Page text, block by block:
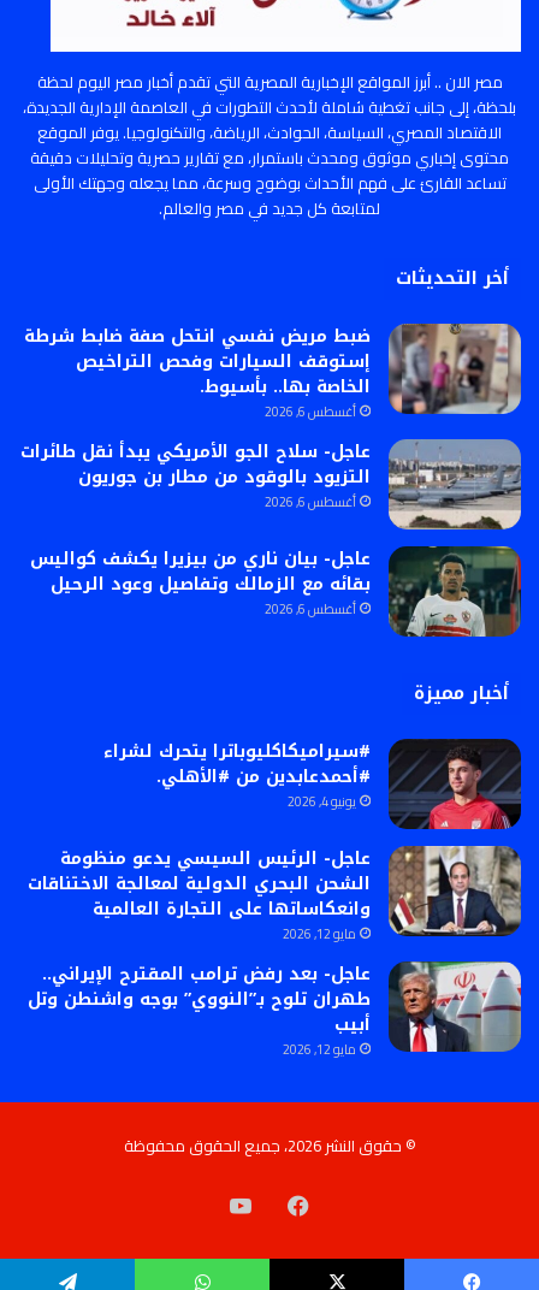
مصر الان .. أبرز المواقع الإخبارية المصرية التي تقدم أخبار مصر اليوم لحظة
بلحظة، إلى جانب تغطية شاملة لأحدث التطورات في العاصمة الإدارية الجديدة،
الاقتصاد المصري، السياسة، الحوادث، الرياضة، والتكنولوجيا. يوفر الموقع
محتوى إخباري موثوق ومحدث باستمرار، مع تقارير حصرية وتحليلات دقيقة
تساعد القارئ على فهم الأحداث بوضوح وسرعة، مما يجعله وجهتك الأولى
لمتابعة كل جديد في مصر والعالم.
أخر التحديثات
ضبط مريض نفسي انتحل صفة ضابط شرطة
إستوقف السيارات وفحص التراخيص
الخاصة بها.. بأسيوط.
أغسطس 6, 2026
عاجل- سلاح الجو الأمريكي يبدأ نقل طائرات
التزيود بالوقود من مطار بن جوريون
أغسطس 6, 2026
عاجل- بيان ناري من بيزيرا يكشف كواليس
بقائه مع الزمالك وتفاصيل وعود الرحيل
أغسطس 6, 2026
أخبار مميزة
#سيراميكاكليوباترا يتحرك لشراء
#أحمدعابدين من #الأهلي.
يونيو 4, 2026
عاجل- الرئيس السيسي يدعو منظومة
الشحن البحري الدولية لمعالجة الاختناقات
وانعكاساتها على التجارة العالمية
مايو 12, 2026
عاجل- بعد رفض ترامب المقترح الإيراني..
طهران تلوح بـ”النووي” بوجه واشنطن وتل
أبيب
مايو 12, 2026
© حقوق النشر 2026، جميع الحقوق محفوظة
فيسبوك‫YouTube